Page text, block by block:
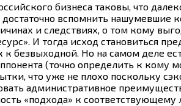
бизнеса таковы, что
вспомнить
и следствиях, о том кому
И тогда исход становиться
к безвыходной. Но на самом деле
(точно определить к кому
что уже не плохо поскольку
административное
«подхода» к соответствующему